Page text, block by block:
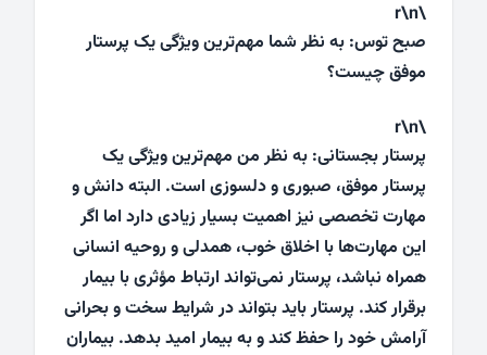
\r\n
صبح توس: به نظر شما مهم‌ترین ویژگی یک پرستار
موفق چیست؟
\r\n
پرستار بجستانی: به نظر من مهم‌ترین ویژگی یک
پرستار موفق، صبوری و دلسوزی است. البته دانش و
مهارت تخصصی نیز اهمیت بسیار زیادی دارد اما اگر
این مهارت‌ها با اخلاق خوب، همدلی و روحیه انسانی
همراه نباشد، پرستار نمی‌تواند ارتباط مؤثری با بیمار
برقرار کند. پرستار باید بتواند در شرایط سخت و بحرانی
آرامش خود را حفظ کند و به بیمار امید بدهد. بیماران